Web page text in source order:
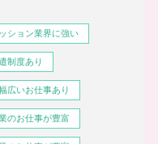
ション業界に強い
制度あり
広いお仕事あり
のお仕事が豊富